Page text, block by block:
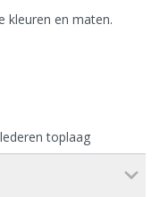
kleuren en maten.
toplaag